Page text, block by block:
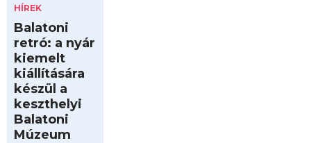
HÍREK
Balatoni
retró: a nyár
kiemelt
kiállítására
készül a
keszthelyi
Balatoni
Múzeum